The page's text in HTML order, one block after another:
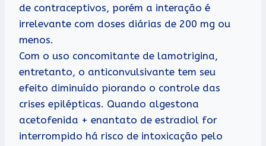
de contraceptivos, porém a interação é
irrelevante com doses diárias de 200 mg ou
menos.
Com o uso concomitante de lamotrigina,
entretanto, o anticonvulsivante tem seu
efeito diminuído piorando o controle das
crises epilépticas. Quando algestona
acetofenida + enantato de estradiol for
interrompido há risco de intoxicação pelo